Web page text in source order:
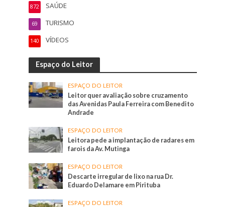
SAÚDE
872
TURISMO
69
VÍDEOS
140
Espaço do Leitor
ESPAÇO DO LEITOR
Leitor quer avaliação sobre cruzamento
das Avenidas Paula Ferreira com Benedito
Andrade
ESPAÇO DO LEITOR
Leitora pede a implantação de radares em
farois da Av. Mutinga
ESPAÇO DO LEITOR
Descarte irregular de lixo na rua Dr.
Eduardo Delamare em Pirituba
ESPAÇO DO LEITOR